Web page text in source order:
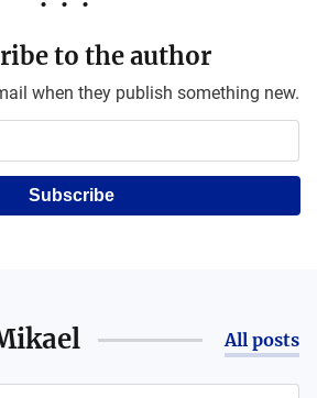
to the author
when they publish something new.
Subscribe
All posts